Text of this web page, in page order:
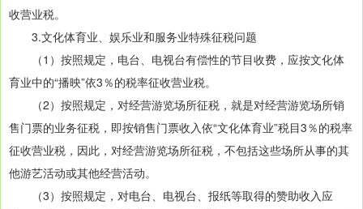
收营业税。
3.文化体育业、娱乐业和服务业特殊征税问题
（1）按照规定，电台、电视台有偿性的节目收费，应按文化体
育业中的“播映”依3％的税率征收营业税。
（2）按照规定，对经营游览场所征税，就是对经营游览场所销
售门票的业务征税，即按销售门票收入依“文化体育业”税目3％的税率
征收营业税，因此，对经营游览场所征税，不包括这些场所从事的其
他游艺活动或其他经营活动。
（3）按照规定，对电台、电视台、报纸等取得的赞助收入应